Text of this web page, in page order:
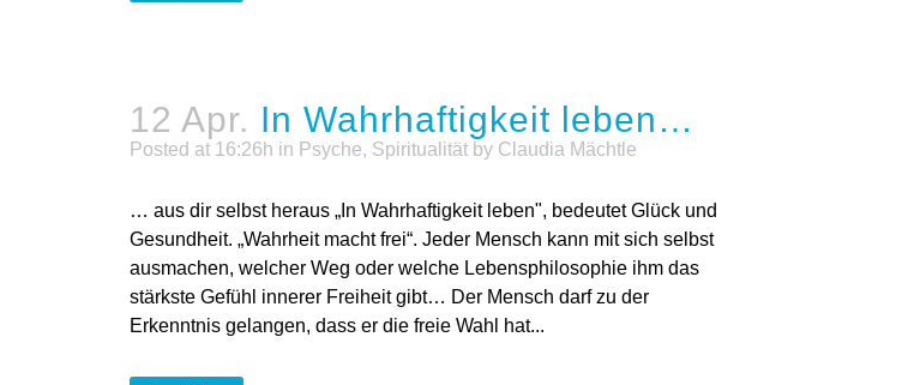
12 Apr. In Wahrhaftigkeit leben…
Posted at 16:26h in Psyche, Spiritualität by Claudia Mächtle
… aus dir selbst heraus „In Wahrhaftigkeit leben", bedeutet Glück und
Gesundheit. „Wahrheit macht frei“. Jeder Mensch kann mit sich selbst
ausmachen, welcher Weg oder welche Lebensphilosophie ihm das
stärkste Gefühl innerer Freiheit gibt… Der Mensch darf zu der
Erkenntnis gelangen, dass er die freie Wahl hat...